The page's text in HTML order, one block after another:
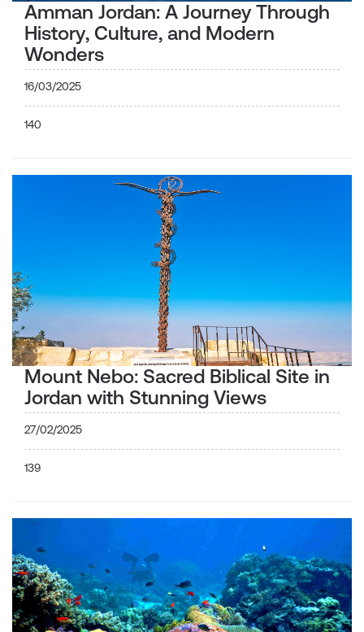
Amman Jordan: A Journey Through
History, Culture, and Modern
Wonders
16/03/2025
140
Mount Nebo: Sacred Biblical Site in
Jordan with Stunning Views
27/02/2025
139